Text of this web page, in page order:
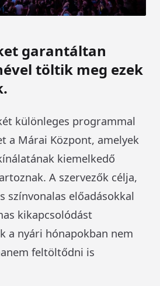
garantáltan
töltik meg ezek
különleges programmal
a Márai Központ, amelyek
kiemelkedő
A szervezők célja,
színvonalas előadásokkal
kikapcsolódást
a nyári hónapokban nem
feltöltődni is